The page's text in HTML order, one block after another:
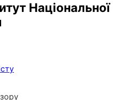
Національної